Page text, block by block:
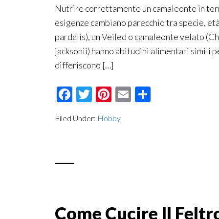
Nutrire correttamente un camaleonte in
esigenze cambiano parecchio tra specie,
pardalis), un Veiled o camaleonte velato
jacksonii) hanno abitudini alimentari simili
differiscono […]
Facebook
Twitter
Pinterest
Email
Filed Under: Hobby
Come Cucire Il